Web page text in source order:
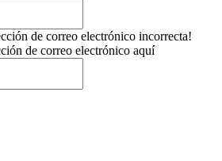
de correo electrónico incorrecta!
de correo electrónico aquí